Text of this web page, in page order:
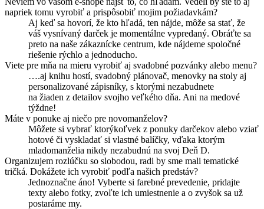
napriek tomu vyrobiť a prispôsobiť mojim požiadavkám?
Aj keď sa hovorí, že kto hľadá, ten nájde, môže sa stať, že
váš vysnívaný darček je momentálne vypredaný. Obráťte sa
preto na naše zákaznícke centrum, kde nájdeme spoločné
riešenie rýchlo a jednoducho.
Viete pre mňa na mieru vyrobiť aj svadobné pozvánky alebo menu?
….aj knihu hostí, svadobný plánovač, menovky na stoly aj
personalizované zápisníky, s ktorými nezabudnete
na žiaden z detailov svojho veľkého dňa. Ani na medové
týždne!
Máte v ponuke aj niečo pre novomanželov?
Môžete si vybrať ktorýkoľvek z ponuky darčekov alebo vziať
hotové či vyskladať si vlastné balíčky, vďaka ktorým
mladomanželia nikdy nezabudnú na svoj Deň D.
Organizujem rozlúčku so slobodou, radi by sme mali tematické
tričká. Dokážete ich vyrobiť podľa našich predstáv?
Jednoznačne áno! Vyberte si farebné prevedenie, pridajte
texty alebo fotky, zvoľte ich umiestnenie a o zvyšok sa už
postaráme my.